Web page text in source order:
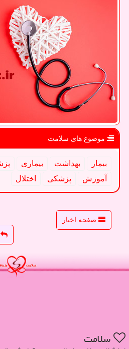
موضوع های سلامت
بیمار بهداشت بیماری
آموزش
پزشكی اختلال
صفحه اخبار
سلامت